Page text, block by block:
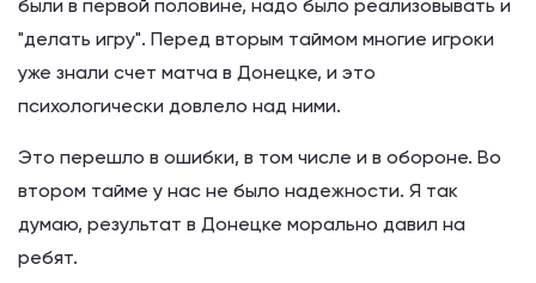
были в первой половине, надо было реализовывать и
"делать игру". Перед вторым таймом многие игроки
уже знали счет матча в Донецке, и это
психологически довлело над ними.
Это перешло в ошибки, в том числе и в обороне. Во
втором тайме у нас не было надежности. Я так
думаю, результат в Донецке морально давил на
ребят.